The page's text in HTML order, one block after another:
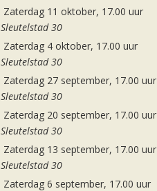
Zaterdag 11 oktober, 17.00 uur
Sleutelstad 30
Zaterdag 4 oktober, 17.00 uur
Sleutelstad 30
Zaterdag 27 september, 17.00 uur
Sleutelstad 30
Zaterdag 20 september, 17.00 uur
Sleutelstad 30
Zaterdag 13 september, 17.00 uur
Sleutelstad 30
Zaterdag 6 september, 17.00 uur